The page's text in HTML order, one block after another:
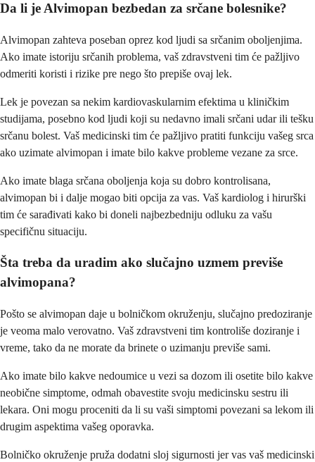
Da li je Alvimopan bezbedan za srčane bolesnike?
Alvimopan zahteva poseban oprez kod ljudi sa srčanim oboljenjima.
Ako imate istoriju srčanih problema, vaš zdravstveni tim će pažljivo
odmeriti koristi i rizike pre nego što prepiše ovaj lek.
Lek je povezan sa nekim kardiovaskularnim efektima u kliničkim
studijama, posebno kod ljudi koji su nedavno imali srčani udar ili tešku
srčanu bolest. Vaš medicinski tim će pažljivo pratiti funkciju vašeg srca
ako uzimate alvimopan i imate bilo kakve probleme vezane za srce.
Ako imate blaga srčana oboljenja koja su dobro kontrolisana,
alvimopan bi i dalje mogao biti opcija za vas. Vaš kardiolog i hirurški
tim će sarađivati kako bi doneli najbezbedniju odluku za vašu
specifičnu situaciju.
Šta treba da uradim ako slučajno uzmem previše
alvimopana?
Pošto se alvimopan daje u bolničkom okruženju, slučajno predoziranje
je veoma malo verovatno. Vaš zdravstveni tim kontroliše doziranje i
vreme, tako da ne morate da brinete o uzimanju previše sami.
Ako imate bilo kakve nedoumice u vezi sa dozom ili osetite bilo kakve
neobične simptome, odmah obavestite svoju medicinsku sestru ili
lekara. Oni mogu proceniti da li su vaši simptomi povezani sa lekom ili
drugim aspektima vašeg oporavka.
Bolničko okruženje pruža dodatni sloj sigurnosti jer vas vaš medicinski